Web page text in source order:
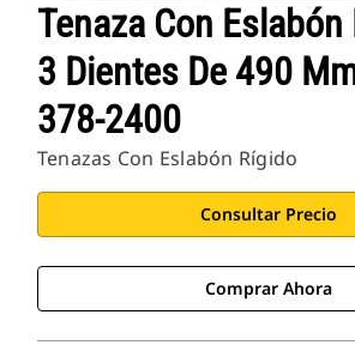
Tenaza Con Eslabón
3 Dientes De 490
378-2400
Tenazas Con Eslabón Rígido
Consultar Precio
Comprar Ahora